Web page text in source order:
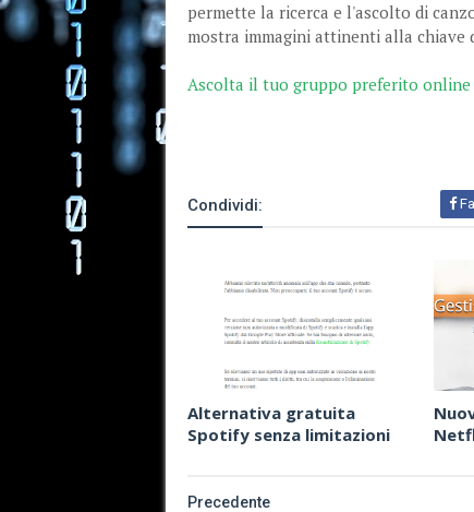
permette la ricerca e l'ascolto di
mostra immagini attinenti alla chiave
Ascolta il tuo gruppo preferito online
Condividi:
Alternativa gratuita
Spotify senza limitazioni
Precedente